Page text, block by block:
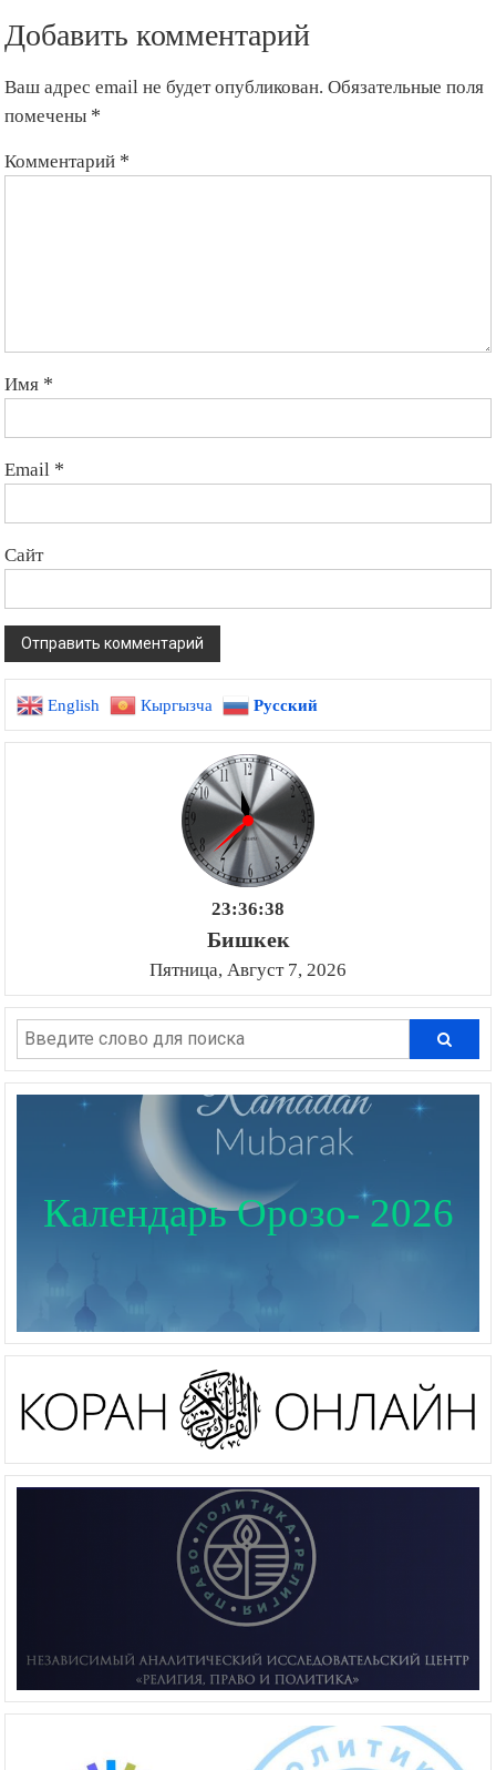
Добавить комментарий
Ваш адрес email не будет опубликован. Обязательные поля
помечены *
Комментарий *
Имя *
Email *
Сайт
English Кыргызча Русский
23:36:39
Бишкек
Пятница, Август 7, 2026
Календарь Орозо- 2026